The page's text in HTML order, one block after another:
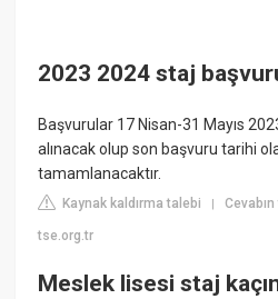
2023 2024 staj
Başvurular 17 Nisan-31 Mayıs
alınacak olup son başvuru tarihi
tamamlanacaktır.
Kaynak kaldırma talebi |
tse.org.tr
Meslek lisesi staj